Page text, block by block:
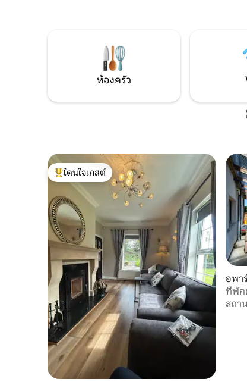
ซาวน่า 1 ครั้ง 2 คนต่อเคบินเท่านั้น
แบ
คอ
จรา
ห้องครัว
โดนใจเกสต์ที่สุด
โดนใจเกสต์
อพา
ที่พัก
ส่วน
สถา